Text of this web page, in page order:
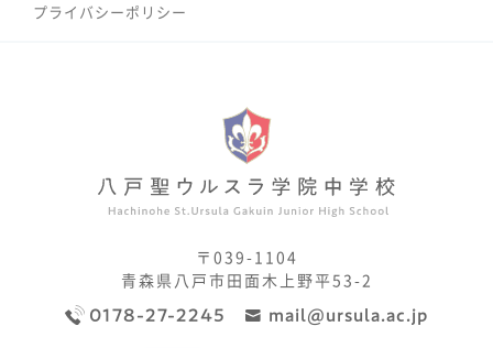
プライバシーポリシー
〒039-1104
青森県八戸市田面木上野平53-2
0178-27-2245 mail@ursula.ac.jp